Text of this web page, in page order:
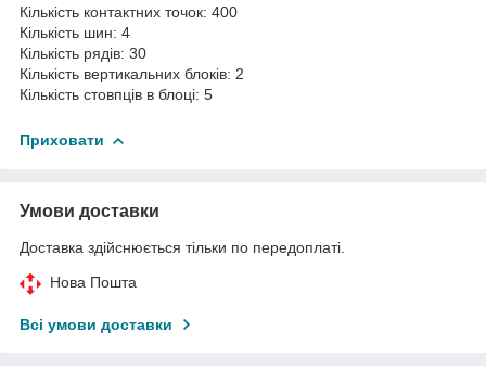
Кількість контактних точок: 400
Кількість шин: 4
Кількість рядів: 30
Кількість вертикальних блоків: 2
Кількість стовпців в блоці: 5
Приховати
Умови доставки
Доставка здійснюється тільки по передоплаті.
Нова Пошта
Всі умови доставки